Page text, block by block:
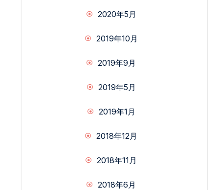
2020年5月
2019年10月
2019年9月
2019年5月
2019年1月
2018年12月
2018年11月
2018年6月